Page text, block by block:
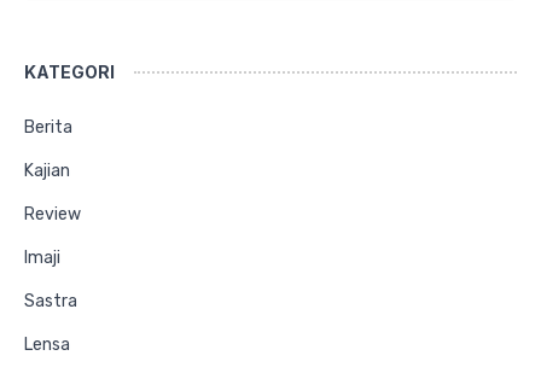
KATEGORI
Berita
Kajian
Review
Imaji
Sastra
Lensa